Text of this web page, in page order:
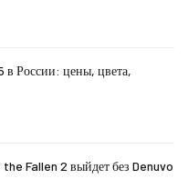
России: цены, цвета,
Fallen 2 выйдет без Denuvo